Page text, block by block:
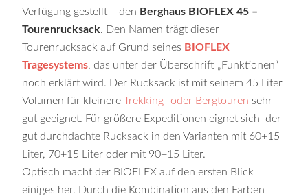
Verfügung gestellt – den Berghaus BIOFLEX 45 –
Tourenrucksack. Den Namen trägt dieser
Tourenrucksack auf Grund seines BIOFLEX
Tragesystems, das unter der Überschrift „Funktionen“
noch erklärt wird. Der Rucksack ist mit seinem 45 Liter
Volumen für kleinereTrekking- oder Bergtouren sehr
gut geeignet. Für größere Expeditionen eignet sich der
gut durchdachte Rucksack in den Varianten mit 60+15
Liter, 70+15 Liter oder mit 90+15 Liter.
Optisch macht der BIOFLEX auf den ersten Blick
einiges her. Durch die Kombination aus den Farben